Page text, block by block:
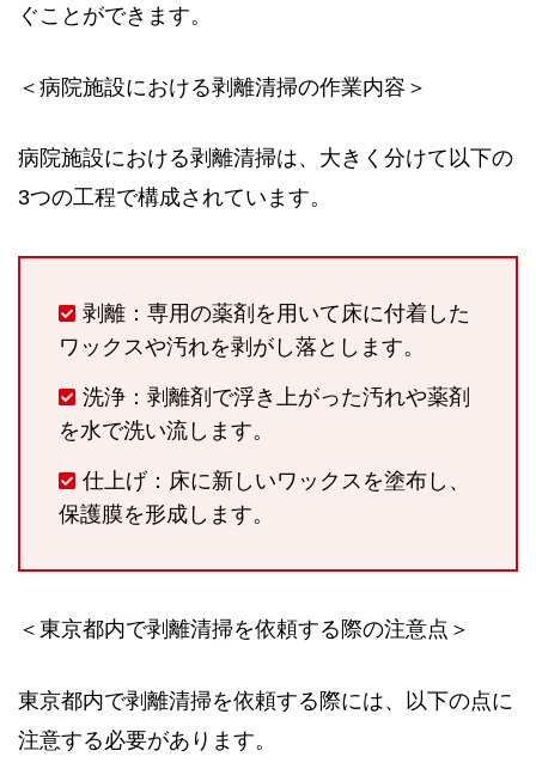
ぐことができます。
＜病院施設における剥離清掃の作業内容＞
病院施設における剥離清掃は、大きく分けて以下の
3つの工程で構成されています。
剥離：専用の薬剤を用いて床に付着した
ワックスや汚れを剥がし落とします。
洗浄：剥離剤で浮き上がった汚れや薬剤
を水で洗い流します。
仕上げ：床に新しいワックスを塗布し、
保護膜を形成します。
＜東京都内で剥離清掃を依頼する際の注意点＞
東京都内で剥離清掃を依頼する際には、以下の点に
注意する必要があります。